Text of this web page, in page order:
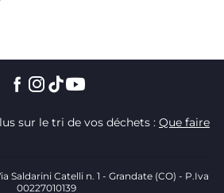
sur le tri de vos déchets : Que faire
Saldarini Catelli n. 1 - Grandate (CO) - P.Iva
00227010139